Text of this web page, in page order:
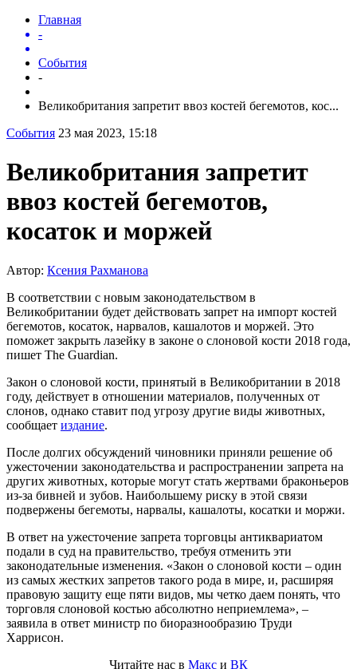
Главная
-
События
-
Великобритания запретит ввоз костей бегемотов, кос...
События 23 мая 2023, 15:18
Великобритания запретит
ввоз костей бегемотов,
косаток и моржей
Автор: Ксения Рахманова
В соответствии с новым законодательством в
Великобритании будет действовать запрет на импорт костей
бегемотов, косаток, нарвалов, кашалотов и моржей. Это
поможет закрыть лазейку в законе о слоновой кости 2018 года,
пишет The Guardian.
Закон о слоновой кости, принятый в Великобритании в 2018
году, действует в отношении материалов, полученных от
слонов, однако ставит под угрозу другие виды животных,
сообщает издание.
После долгих обсуждений чиновники приняли решение об
ужесточении законодательства и распространении запрета на
других животных, которые могут стать жертвами браконьеров
из-за бивней и зубов. Наибольшему риску в этой связи
подвержены бегемоты, нарвалы, кашалоты, косатки и моржи.
В ответ на ужесточение запрета торговцы антиквариатом
подали в суд на правительство, требуя отменить эти
законодательные изменения. «Закон о слоновой кости – один
из самых жестких запретов такого рода в мире, и, расширяя
правовую защиту еще пяти видов, мы четко даем понять, что
торговля слоновой костью абсолютно неприемлема», –
заявила в ответ министр по биоразнообразию Труди
Харрисон.
Читайте нас в Макс и ВК